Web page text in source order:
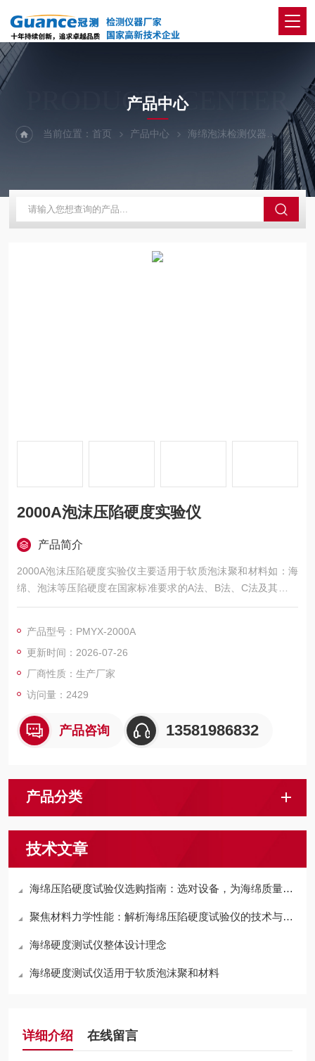
PRODUCTS CENTER
产品中心
当前位置：首页 产品中心 海绵泡沫检测仪器 海绵
2000A泡沫压陷硬度实验仪
产品简介
2000A泡沫压陷硬度实验仪主要适用于软质泡沫聚和材料如：海
绵、泡沫等压陷硬度在国家标准要求的A法、B法、C法及其它试
验条件下对标准尺寸的海绵、泡沫等试样进行标准的测试，测定
验以及压缩应力的测试。
产品型号：PMYX-2000A
更新时间：2026-07-26
厂商性质：生产厂家
访问量：2429
产品咨询 13581986832
产品分类
技术文章
海绵压陷硬度试验仪选购指南：选对设备，为海绵质量把关
聚焦材料力学性能：解析海绵压陷硬度试验仪的技术与应用
海绵硬度测试仪整体设计理念
海绵硬度测试仪适用于软质泡沫聚和材料
详细介绍 在线留言